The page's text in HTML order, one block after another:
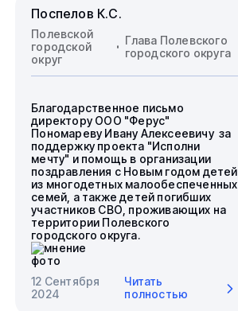
Поспелов К.С.
Полевской
городской
округ
Глава Полевского
городского округа
Благодарственное письмо
директору ООО "Ферус"
Пономареву Ивану Алексеевичу за
поддержку проекта "Исполни
мечту" и помощь в организации
поздравления с Новым годом детей
из многодетных малообеспеченных
семей, а также детей погибших
участников СВО, проживающих на
территории Полевского
городского округа.
12 Сентября
2024
Читать
полностью